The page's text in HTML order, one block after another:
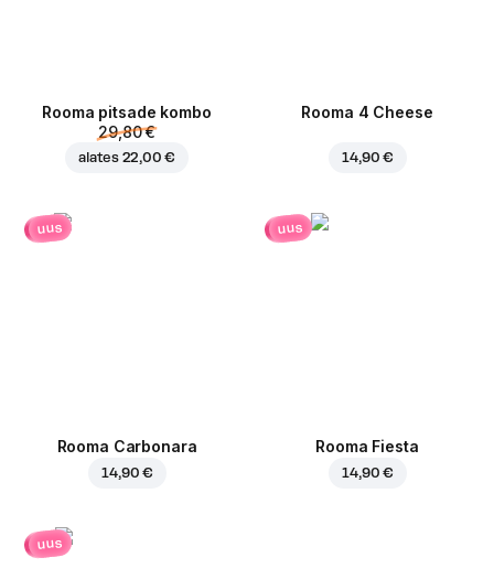
Rooma pitsade kombo
29,80 €
alates 22,00 €
Rooma 4 Cheese
14,90 €
uus
Rooma Carbonara
14,90 €
uus
Rooma Fiesta
14,90 €
uus